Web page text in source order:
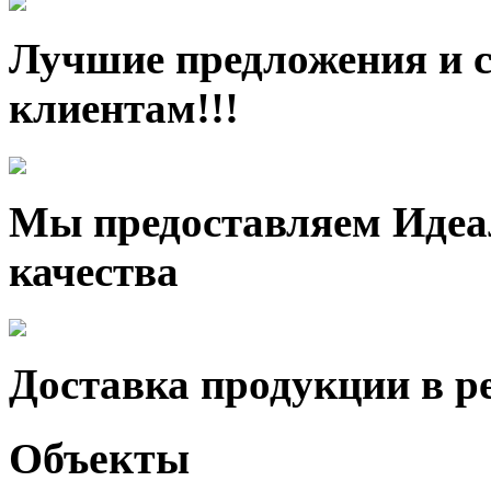
Лучшие предложения и
клиентам!!!
Мы предоставляем
качества
Доставка продукции в
Объекты